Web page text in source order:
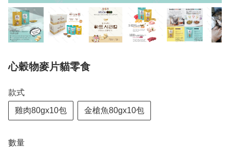
心穀物麥片貓零食
款式
雞肉80gx10包 金槍魚80gx10包
數量